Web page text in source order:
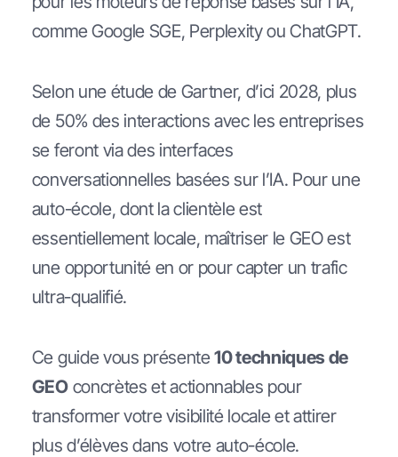
comme Google SGE, Perplexity ou ChatGPT.
Selon une étude de Gartner, d’ici 2028, plus
de 50% des interactions avec les entreprises
se feront via des interfaces
conversationnelles basées sur l’IA. Pour une
auto-école, dont la clientèle est
essentiellement locale, maîtriser le GEO est
une opportunité en or pour capter un trafic
ultra-qualifié.
Ce guide vous présente10 techniques de
GEOconcrètes et actionnables pour
transformer votre visibilité locale et attirer
plus d’élèves dans votre auto-école.